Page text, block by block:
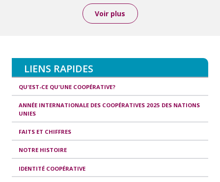
Voir plus
LIENS RAPIDES
QU'EST-CE QU'UNE COOPÉRATIVE?
ANNÉE INTERNATIONALE DES COOPÉRATIVES 2025 DES NATIONS
UNIES
FAITS ET CHIFFRES
NOTRE HISTOIRE
IDENTITÉ COOPÉRATIVE